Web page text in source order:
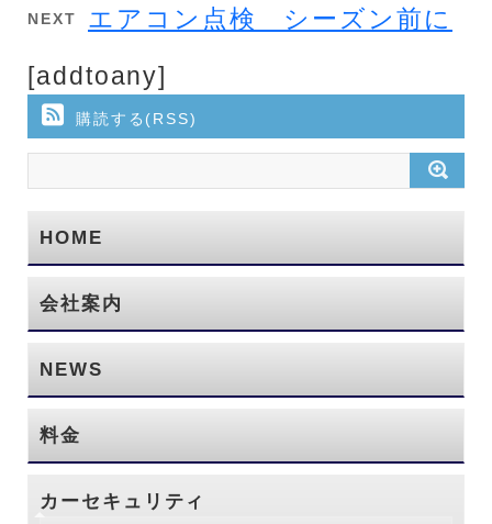
NEXT エアコン点検 シーズン前に
[addtoany]
購読する(RSS)
HOME
会社案内
NEWS
料金
カーセキュリティ